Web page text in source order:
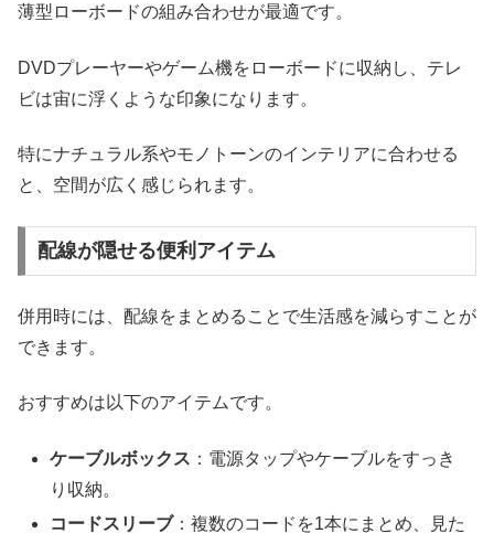
薄型ローボードの組み合わせが最適です。
DVDプレーヤーやゲーム機をローボードに収納し、テレ
ビは宙に浮くような印象になります。
特にナチュラル系やモノトーンのインテリアに合わせる
と、空間が広く感じられます。
配線が隠せる便利アイテム
併用時には、配線をまとめることで生活感を減らすことが
できます。
おすすめは以下のアイテムです。
ケーブルボックス ：電源タップやケーブルをすっき
り収納。
コードスリーブ：複数のコードを1本にまとめ、見た